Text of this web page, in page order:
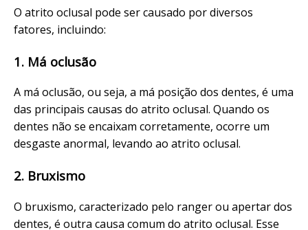
O atrito oclusal pode ser causado por diversos
fatores, incluindo:
1. Má oclusão
A má oclusão, ou seja, a má posição dos dentes, é uma
das principais causas do atrito oclusal. Quando os
dentes não se encaixam corretamente, ocorre um
desgaste anormal, levando ao atrito oclusal.
2. Bruxismo
O bruxismo, caracterizado pelo ranger ou apertar dos
dentes, é outra causa comum do atrito oclusal. Esse